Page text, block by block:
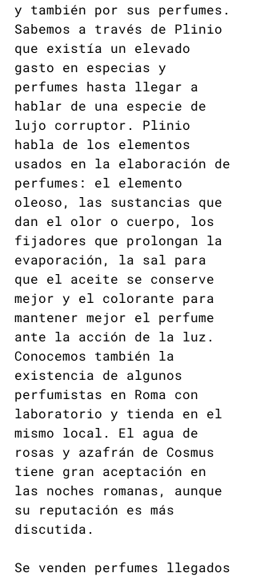
y también por sus perfumes.
Sabemos a través de Plinio
que existía un elevado
gasto en especias y
perfumes hasta llegar a
hablar de una especie de
lujo corruptor. Plinio
habla de los elementos
usados en la elaboración de
perfumes: el elemento
oleoso, las sustancias que
dan el olor o cuerpo, los
fijadores que prolongan la
evaporación, la sal para
que el aceite se conserve
mejor y el colorante para
mantener mejor el perfume
ante la acción de la luz.
Conocemos también la
existencia de algunos
perfumistas en Roma con
laboratorio y tienda en el
mismo local. El agua de
rosas y azafrán de Cosmus
tiene gran aceptación en
las noches romanas, aunque
su reputación es más
discutida.
Se venden perfumes llegados